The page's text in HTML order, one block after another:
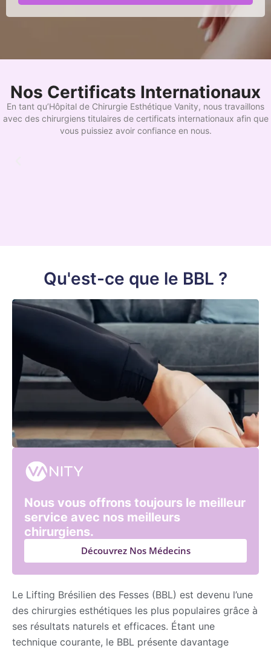
Nos Certificats Internationaux
En tant qu’Hôpital de Chirurgie Esthétique Vanity, nous travaillons
avec des chirurgiens titulaires de certificats internationaux afin que
vous puissiez avoir confiance en nous.
Qu'est-ce que le BBL ?
Le Lifting Brésilien des Fesses (BBL) est devenu l’une
des chirurgies esthétiques les plus populaires grâce à
ses résultats naturels et efficaces. Étant une
technique courante, le BBL présente davantage
Nous vous offrons toujours le meilleur
service avec nos meilleurs
chirurgiens.
Découvrez Nos Médecins